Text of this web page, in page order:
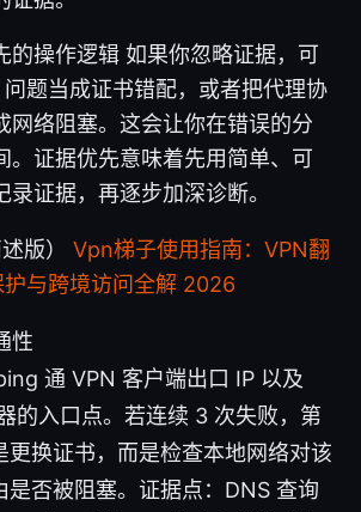
的操作逻辑 如果你忽略证据，可
题当成证书错配，或者把代理协
网络阻塞。这会让你在错误的分
。证据优先意味着先用简单、可
录证据，再逐步加深诊断。
版） Vpn梯子使用指南：VPN翻
与跨境访问全解 2026
性
通 VPN 客户端出口 IP 以及
的入口点。若连续 3 次失败，第
更换证书，而是检查本地网络对该
是否被阻塞。证据点：DNS 查询